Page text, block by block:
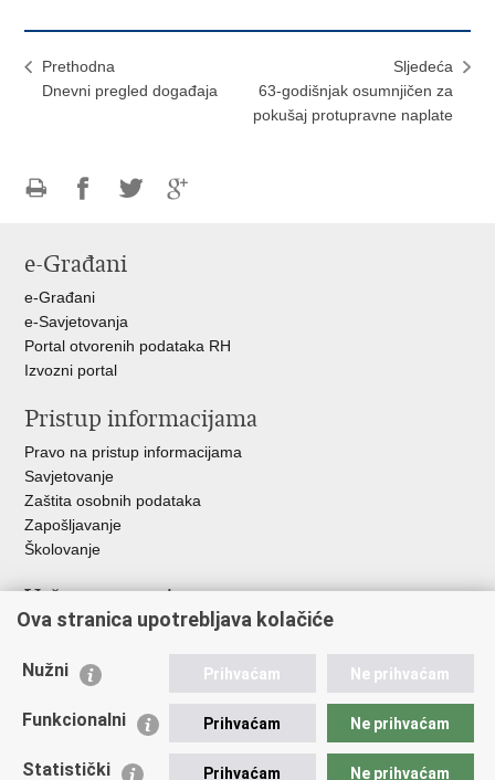
Prethodna
Dnevni pregled događaja
Sljedeća
63-godišnjak osumnjičen za
pokušaj protupravne naplate
FacebookuTwitteru
e-Građani
e-Građani
e-Savjetovanja
Portal otvorenih podataka RH
Izvozni portal
Pristup informacijama
Pravo na pristup informacijama
Savjetovanje
Zaštita osobnih podataka
Zapošljavanje
Školovanje
Važne poveznice
Ministarstvo unutarnjih poslova
Udruge
Policijska akademija
Zaklada policijske solidarnosti
Ova stranica upotrebljava kolačiće
Nužni Prihvaćam Ne prihvaćam
Funkcionalni Prihvaćam Ne prihvaćam
Statistički Prihvaćam Ne prihvaćam